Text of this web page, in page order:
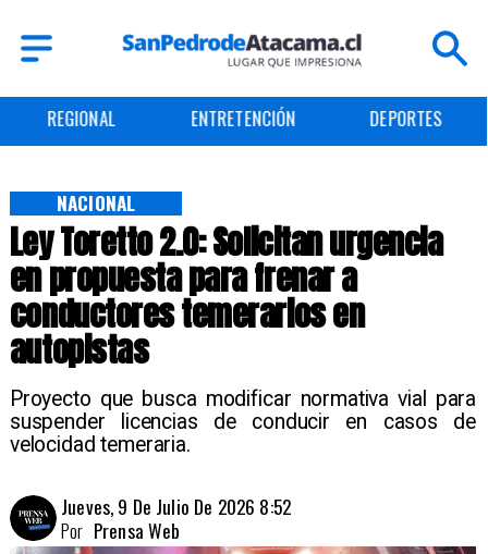
ENTRETENCIÓN DEPORTES
Ley Toretto 2.0: Solicitan urgencia
en propuesta para frenar a
conductores temerarios en
autopistas
Proyecto que busca modificar normativa vial para
suspender licencias de conducir en casos de
velocidad temeraria.
NACIONAL
Jueves, 9 De Julio De 2026 8:52
Prensa Web
Por